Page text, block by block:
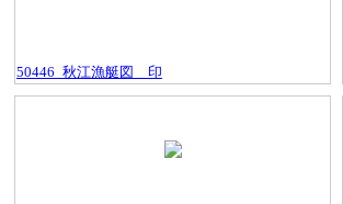
50446_秋江漁艇図＿印